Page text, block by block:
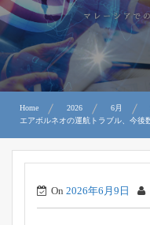
お問合せ
Home 2026 6月
エアボルネオの運航トラブル、今後
On 2026年6月9日